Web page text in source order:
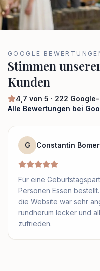
GOOGLE
Stimmen
Kunden
4,7 von 5 · 222
Alle Bewertungen bei
G Constantin
Für eine
Personen Essen
die Website war sehr
rundherum lecker und
zufrieden.